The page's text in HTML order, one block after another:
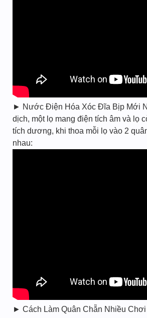
► Nước Điện Hóa Xóc Đĩa Bịp Mới
dịch, một lọ mang điện tích âm và lọ
tích dương, khi thoa mỗi lọ vào 2
nhau:
► Cách Làm Quân Chẵn Nhiều